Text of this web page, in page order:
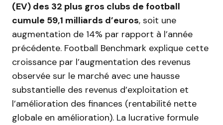
(EV) des 32 plus gros clubs de football
cumule 59,1 milliards d’euros, soit une
augmentation de 14% par rapport à l’année
précédente. Football Benchmark explique cette
croissance par l’augmentation des revenus
observée sur le marché avec une hausse
substantielle des revenus d’exploitation et
l’amélioration des finances (rentabilité nette
globale en amélioration). La lucrative formule